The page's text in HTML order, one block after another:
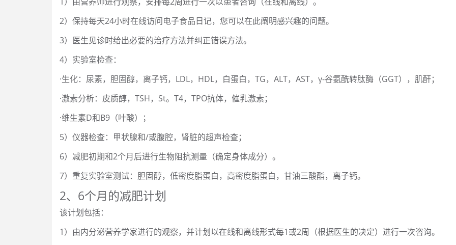
2）保持每天24小时在线访问电子食品日记，您可以在此阐明感兴趣的问题。
3）医生见诊时给出必要的治疗方法并纠正错误方法。
4）实验室检查：
·生化：尿素，胆固醇，离子钙，LDL，HDL，白蛋白，TG，ALT，AST，γ-谷氨酰转肽酶（GGT），肌酐；
·激素分析：皮质醇，TSH，St。T4，TPO抗体，催乳激素；
·维生素D和B9（叶酸）；
5）仪器检查：甲状腺和/或腹腔，肾脏的超声检查；
6）减肥初期和2个月后进行生物阻抗测量（确定身体成分）。
7）重复实验室测试：胆固醇，低密度脂蛋白，高密度脂蛋白，甘油三酸酯，离子钙。
2、6个月的减肥计划
该计划包括：
1）由内分泌营养学家进行的观察，并计划以在线和离线形式每1或2周（根据医生的决定）进行一次咨询。